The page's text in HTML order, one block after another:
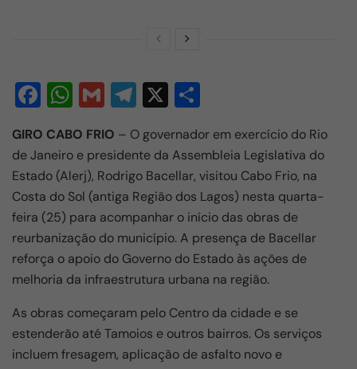
F
a
c
e
b
o
o
k
W
h
at
s
A
p
p
G
m
ail
T
e
gr
a
m
X
ar
e
GIRO CABO FRIO – O governador em exercício do Rio
de Janeiro e presidente da Assembleia Legislativa do
Estado (Alerj), Rodrigo Bacellar, visitou Cabo Frio, na
Costa do Sol (antiga Região dos Lagos) nesta quarta-
feira (25) para acompanhar o início das obras de
reurbanização do município. A presença de Bacellar
reforça o apoio do Governo do Estado às ações de
melhoria da infraestrutura urbana na região.
As obras começaram pelo Centro da cidade e se
estenderão até Tamoios e outros bairros. Os serviços
incluem fresagem, aplicação de asfalto novo e